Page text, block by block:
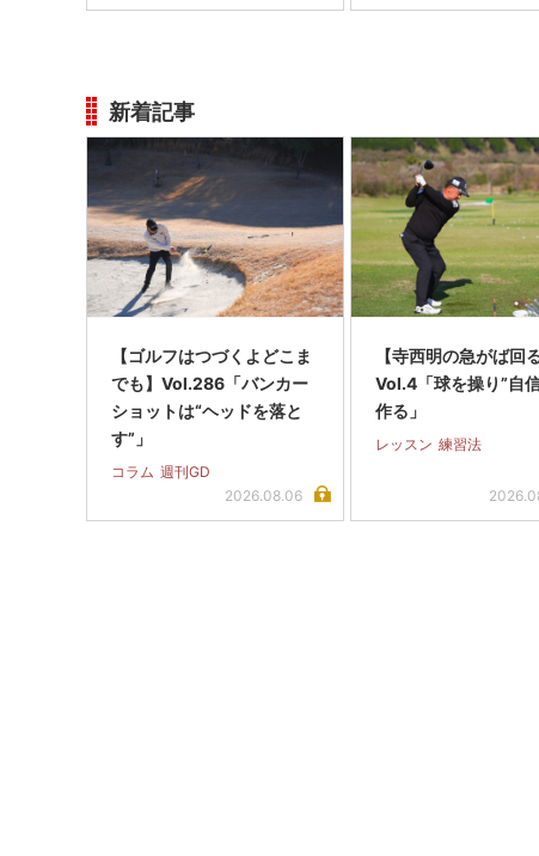
新着記事
【ゴルフはつづくよどこま
でも】Vol.286「バンカー
ショットは“ヘッドを落と
す”」
コラム 週刊GD
2026.08.06
【寺西明の急がば回
Vol.4「球を操り”自
作る」
レッスン 練習法